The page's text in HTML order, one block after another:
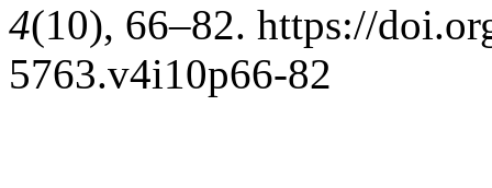
4(10), 66–82. https://
5763.v4i10p66-82